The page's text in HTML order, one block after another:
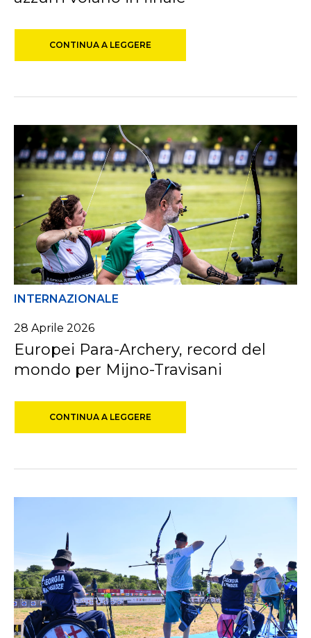
CONTINUA A LEGGERE
INTERNAZIONALE
28 Aprile 2026
Europei Para-Archery, record del
mondo per Mijno-Travisani
CONTINUA A LEGGERE